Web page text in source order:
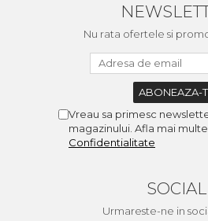
Nu rata ofertele si
Vreau sa primesc
magazinului. Afla mai
Confidentialitate
SOCIAL
Urmareste-ne in